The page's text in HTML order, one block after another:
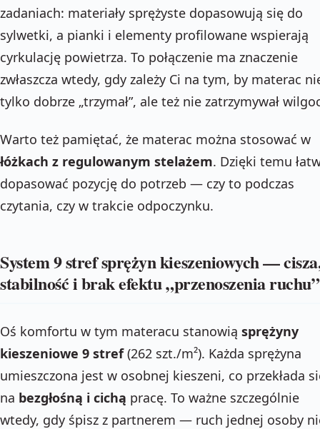
zadaniach: materiały sprężyste dopasowują się do
sylwetki, a pianki i elementy profilowane wspierają
cyrkulację powietrza. To połączenie ma znaczenie
zwłaszcza wtedy, gdy zależy Ci na tym, by materac
tylko dobrze „trzymał”, ale też nie zatrzymywał
Warto też pamiętać, że materac można stosować w
łóżkach z regulowanym stelażem. Dzięki temu
dopasować pozycję do potrzeb — czy to podczas
czytania, czy w trakcie odpoczynku.
System 9 stref sprężyn kieszeniowych —
stabilność i brak efektu „przenoszenia ruchu”
Oś komfortu w tym materacu stanowią sprężyny
kieszeniowe 9 stref(262 szt./m²). Każda sprężyna
umieszczona jest w osobnej kieszeni, co przekłada
na bezgłośną i cichą pracę. To ważne szczególnie
wtedy, gdy śpisz z partnerem — ruch jednej osoby